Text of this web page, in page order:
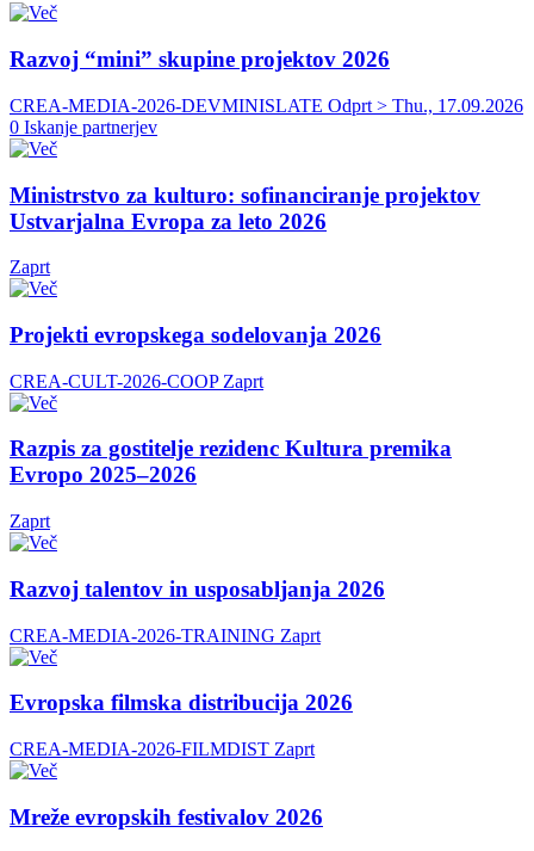
Razvoj “mini” skupine projektov 2026
CREA-MEDIA-2026-DEVMINISLATE Odprt > Thu., 17.09.2026
0 Iskanje partnerjev
Ministrstvo za kulturo: sofinanciranje projektov
Ustvarjalna Evropa za leto 2026
Zaprt
Projekti evropskega sodelovanja 2026
CREA-CULT-2026-COOP Zaprt
Razpis za gostitelje rezidenc Kultura premika
Evropo 2025–2026
Zaprt
Razvoj talentov in usposabljanja 2026
CREA-MEDIA-2026-TRAINING Zaprt
Evropska filmska distribucija 2026
CREA-MEDIA-2026-FILMDIST Zaprt
Mreže evropskih festivalov 2026